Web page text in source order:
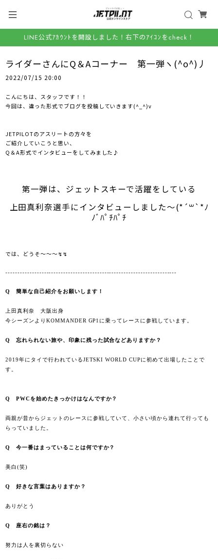
LINE公式ｱｶｳﾝﾄを開設しました！右下のｱｲｺﾝをcheck！
ライダーさんにQ＆Aコーナー 第一弾ヽ(^o^)丿
2022/07/15 20:00
こんにちは、スタッフです！！
今回は、違った形式でブログを投稿していきます(^_^)v
JETPILOTのアスリートの方々を
ご紹介していこうと思い、
Q＆A形式でインタビューをしてみました♪
第一弾は、ジェットスキーで活躍をしている
上田真利奈選手にインタビューしました～(*´꒳`*ﾉ
ﾉﾞﾊﾟﾁﾊﾟﾁ
では、どうそ～～～↯↯
-----------------------------------------------------------------------
Q 簡単な自己紹介をお願いします！
上田真利奈 大阪出身
今シーズンより KOMMANDER GP1 に乗ってレースに参戦しています。
Q 忘れられない旅や、印象に残った試合などありますか？
2019年にタイで行われているJETSKI WORLD CUPに初めて出場したことで
す。
Q PWCを始めたきっかけはなんですか？
両親が昔からジェットのレースに参戦していて、小さい頃から連れて行っても
らっていました。
Q 今一番はまっていることは何ですか？
美白(笑)
Q 好きな言葉はありますか？
ありがとう
Q 座右の銘は？
努力は人を裏切らない